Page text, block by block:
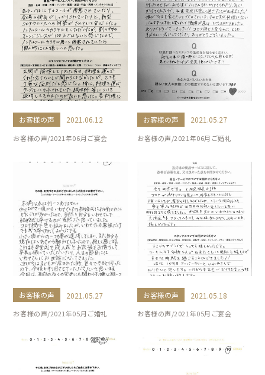
お客様の声 2021.06.12
お客様の声/2021年06月ご宴会
お客様の声 2021.05.27
お客様の声/2021年06月ご婚礼
お客様の声 2021.05.27
お客様の声/2021年05月ご婚礼
お客様の声 2021.05.18
お客様の声/2021年05月ご宴会